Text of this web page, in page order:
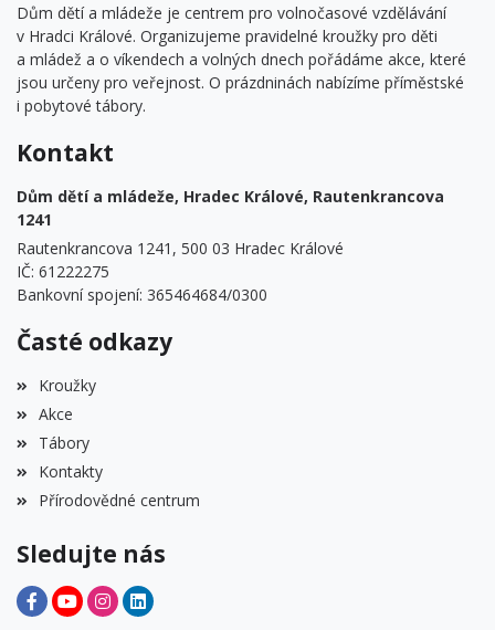
Dům dětí a mládeže je centrem pro volnočasové vzdělávání
v Hradci Králové. Organizujeme pravidelné kroužky pro děti
a mládež a o víkendech a volných dnech pořádáme akce, které
jsou určeny pro veřejnost. O prázdninách nabízíme příměstské
i pobytové tábory.
Kontakt
Dům dětí a mládeže, Hradec Králové, Rautenkrancova
1241
Rautenkrancova 1241, 500 03 Hradec Králové
IČ: 61222275
Bankovní spojení: 365464684/0300
Časté odkazy
Kroužky
Akce
Tábory
Kontakty
Přírodovědné centrum
Sledujte nás